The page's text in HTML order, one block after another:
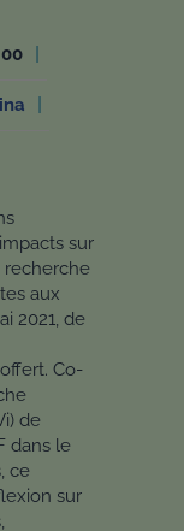
sur
recherche
aux
2021, de
Co-
de
dans le
ce
sur